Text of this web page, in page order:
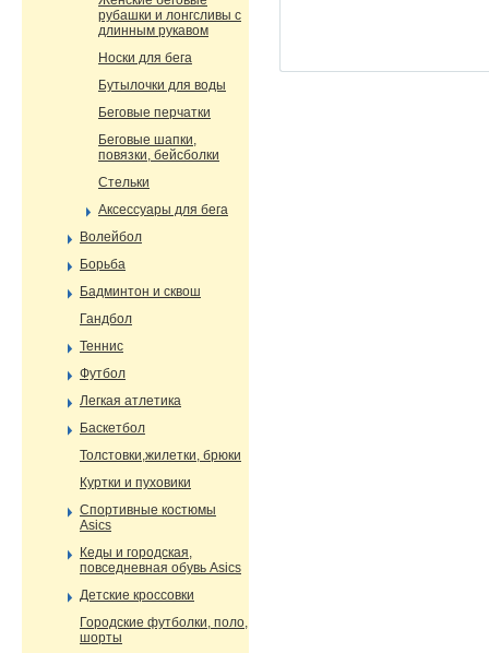
рубашки и лонгсливы с
длинным рукавом
Носки для бега
Бутылочки для воды
Беговые перчатки
Беговые шапки,
повязки, бейсболки
Стельки
Аксессуары для бега
Волейбол
Борьба
Бадминтон и сквош
Гандбол
Теннис
Футбол
Легкая атлетика
Баскетбол
Толстовки,жилетки, брюки
Куртки и пуховики
Спортивные костюмы
Asics
Кеды и городская,
повседневная обувь Asics
Детские кроссовки
Городские футболки, поло,
шорты